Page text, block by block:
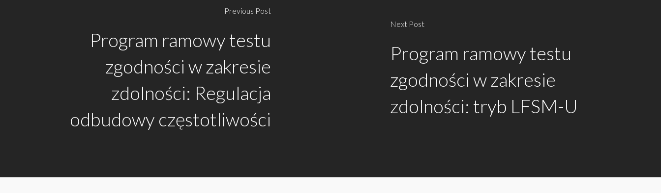
Previous Post
Program ramowy testu
zgodności w zakresie
zdolności: Regulacja
odbudowy częstotliwości
Next Post
Program ramowy testu
zgodności w zakresie
zdolności: tryb LFSM-U